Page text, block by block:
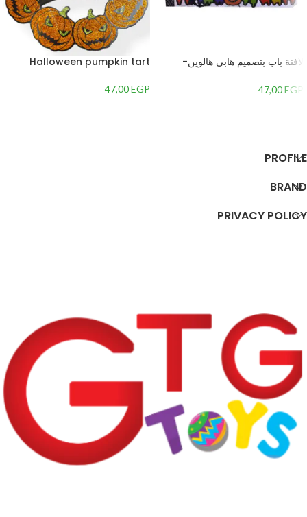
لافتة باب بتصميم هابي هالوين-
47,00EGP
Halloween pumpkin tart
47,00EGP
PROFILE
BRAND
PRIVACY POLICY